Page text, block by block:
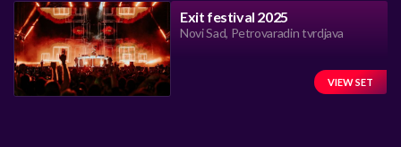
Exit festival 2025
Novi Sad, Petrovaradin tvrdjava
VIEW SET